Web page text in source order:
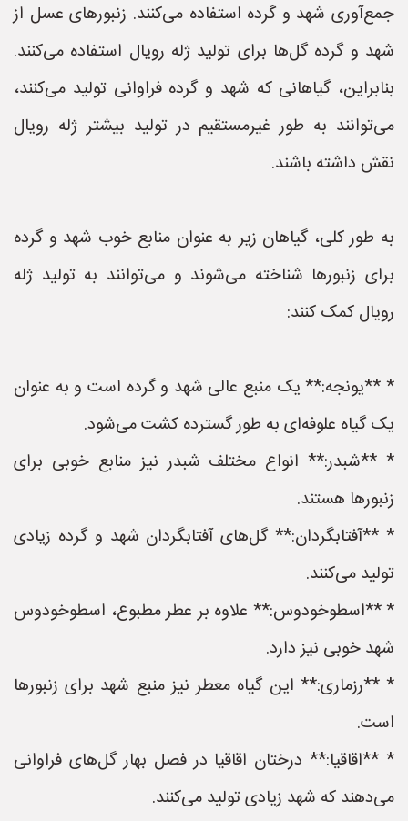
جمع‌آوری شهد و گرده استفاده می‌کنند. زنبورهای عسل از
شهد و گرده گل‌ها برای تولید ژله رویال استفاده می‌کنند.
بنابراین، گیاهانی که شهد و گرده فراوانی تولید می‌کنند،
می‌توانند به طور غیرمستقیم در تولید بیشتر ژله رویال
نقش داشته باشند.
به طور کلی، گیاهان زیر به عنوان منابع خوب شهد و گرده
برای زنبورها شناخته می‌شوند و می‌توانند به تولید ژله
رویال کمک کنند:
* **یونجه:** یک منبع عالی شهد و گرده است و به عنوان
یک گیاه علوفه‌ای به طور گسترده کشت می‌شود.
* **شبدر:** انواع مختلف شبدر نیز منابع خوبی برای
زنبورها هستند.
* **آفتابگردان:** گل‌های آفتابگردان شهد و گرده زیادی
تولید می‌کنند.
* **اسطوخودوس:** علاوه بر عطر مطبوع، اسطوخودوس
شهد خوبی نیز دارد.
* **رزماری:** این گیاه معطر نیز منبع شهد برای زنبورها
است.
* **اقاقیا:** درختان اقاقیا در فصل بهار گل‌های فراوانی
می‌دهند که شهد زیادی تولید می‌کنند.